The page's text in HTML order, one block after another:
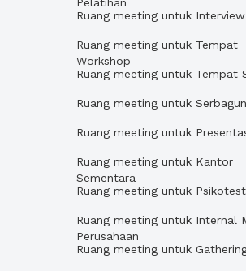
Ruang meeting untuk Interview
Ruang meeting untuk Tempat
Workshop
Ruang meeting untuk Tempat
Ruang meeting untuk
Ruang meeting untuk
Ruang meeting untuk Kantor
Sementara
Ruang meeting untuk Psikotest
Ruang meeting untuk Internal
Perusahaan
Ruang meeting untuk